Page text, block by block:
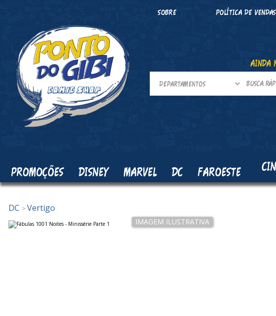
SOBRE POLÍTICA DE VENDAS
AINDA
PROMOÇÕES DISNEY MARVEL DC FAROESTE
DC >Vertigo